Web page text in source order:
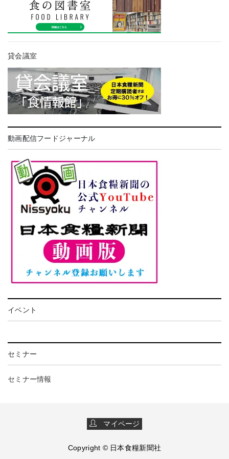
貸会議室
動画配信フードジャーナル
イベント
セミナー
セミナー情報
マイページ
Copyright © 日本食糧新聞社